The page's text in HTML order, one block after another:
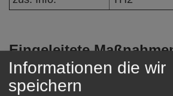
Eingeleitete
Einsatzverlauf:
Sichern des Daches und
Informationen die wir
speichern